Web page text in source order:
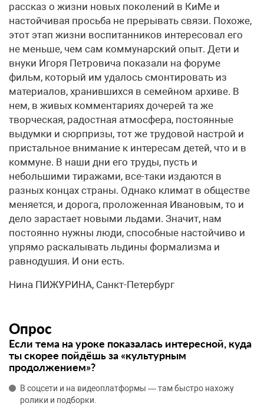
рассказ о жизни новых поколений в КиМе и
настойчивая просьба не прерывать связи. Похоже,
этот этап жизни воспитанников интересовал его
не меньше, чем сам коммунарский опыт. Дети и
внуки Игоря Петровича показали на форуме
фильм, который им удалось смонтировать из
материалов, хранившихся в семейном архиве. В
нем, в живых комментариях дочерей та же
творческая, радостная атмосфера, постоянные
выдумки и сюрпризы, тот же трудовой настрой и
пристальное внимание к интересам детей, что и в
коммуне. В наши дни его труды, пусть и
небольшими тиражами, все-таки издаются в
разных концах страны. Однако климат в обществе
меняется, и дорога, проложенная Ивановым, то и
дело зарастает новыми льдами. Значит, нам
постоянно нужны люди, способные настойчиво и
упрямо раскалывать льдины формализма и
равнодушия. И они есть.
Нина ПИЖУРИНА, Санкт-Петербург
Опрос
Если тема на уроке показалась интересной, куда
ты скорее пойдёшь за «культурным
продолжением»?
В соцсети и на видеоплатформы — там быстро нахожу
ролики и подборки.